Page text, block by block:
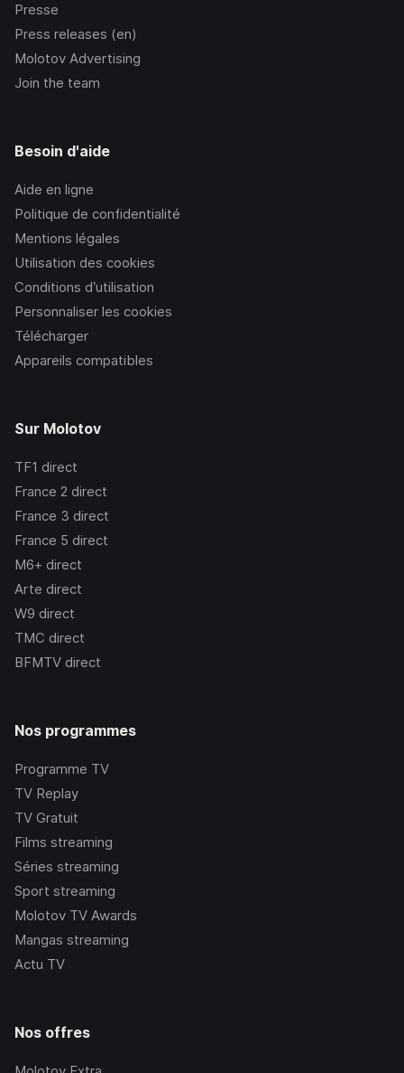
Presse
Press releases (en)
Molotov Advertising
Join the team
Besoin d'aide
Aide en ligne
Politique de confidentialité
Mentions légales
Utilisation des cookies
Conditions d’utilisation
Personnaliser les cookies
Télécharger
Appareils compatibles
Sur Molotov
TF1 direct
France 2 direct
France 3 direct
France 5 direct
M6+ direct
Arte direct
W9 direct
TMC direct
BFMTV direct
Nos programmes
Programme TV
TV Replay
TV Gratuit
Films streaming
Séries streaming
Sport streaming
Molotov TV Awards
Mangas streaming
Actu TV
Nos offres